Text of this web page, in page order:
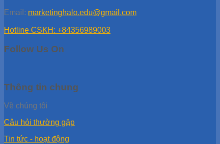
Email: marketinghalo.edu@gmail.com
Hotline CSKH: +84356989003
Follow Us On
Thông tin chung
Về chúng tôi
Câu hỏi thường gặp
Tin tức - hoạt động